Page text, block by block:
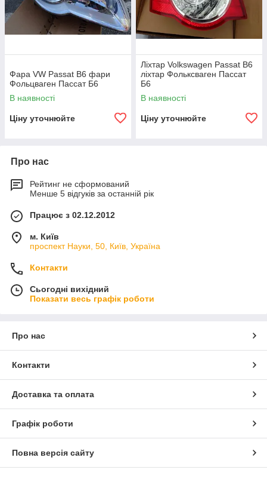
Фара VW Passat B6 фари
Фольцваген Паcсат Б6
В наявності
Ціну уточнюйте
Ліхтар Volkswagen Passat B6
ліхтар Фольксваген Пассат
Б6
В наявності
Ціну уточнюйте
Про нас
Рейтинг не сформований
Менше 5 відгуків за останній рік
Працює з 02.12.2012
м. Київ
проспект Науки, 50, Київ, Україна
Контакти
Сьогодні вихідний
Показати весь графік роботи
Про нас
Контакти
Доставка та оплата
Графік роботи
Повна версія сайту